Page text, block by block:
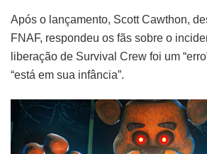
Após o lançamento, Scott Cawthon,
FNAF, respondeu os fãs sobre o
liberação de Survival Crew foi um
“está em sua infância”.